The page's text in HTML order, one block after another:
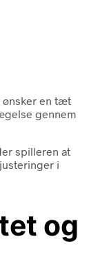
ønsker en tæt
gennem
spilleren at
i
og